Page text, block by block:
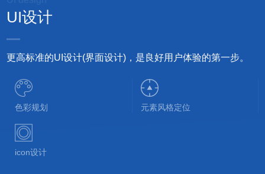
UI设计
更高标准的UI设计(界面设计)，是良好用户体验的第一步。
色彩规划 元素风格定位
icon设计